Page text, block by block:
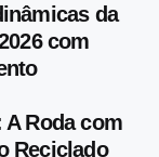
da
com
A Roda com
Reciclado